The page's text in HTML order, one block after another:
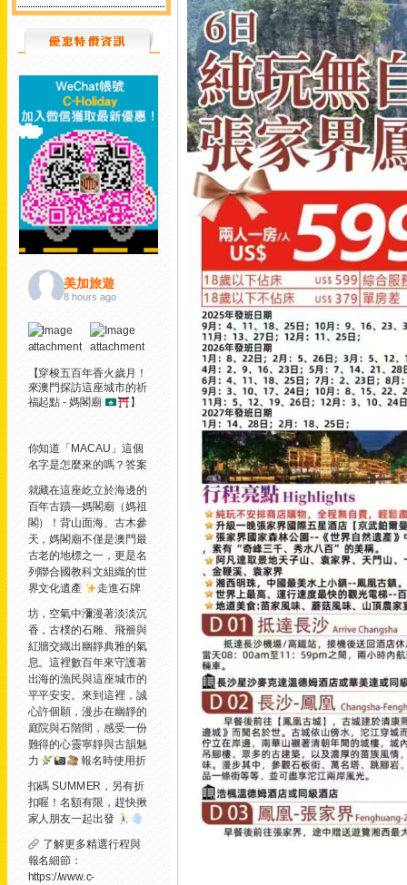
美加旅遊
8 hours ago
【穿梭五百年香火歲月！
來澳門探訪這座城市的祈
福起點 - 媽閣廟
】
你知道「MACAU」這個
名字是怎麼來的嗎？答案
就藏在這座屹立於海邊的
百年古蹟—媽閣廟（媽祖
閣）！背山面海、古木參
天，媽閣廟不僅是澳門最
古老的地標之一，更是名
列聯合國教科文組織的世
界文化遺產
走進石牌
坊，空氣中瀰漫著淡淡沉
香，古樸的石雕、飛簷與
紅牆交織出幽靜典雅的氣
息。這裡數百年來守護著
出海的漁民與這座城市的
平平安安。來到這裡，誠
心許個願，漫步在幽靜的
庭院與石階間，感受一份
難得的心靈寧靜與古韻魅
力
報名時使用折
扣碼 SUMMER，另有折
扣喔！名額有限，趕快揪
家人朋友一起出發
了解更多精選行程與
報名細節：
https://www.c-